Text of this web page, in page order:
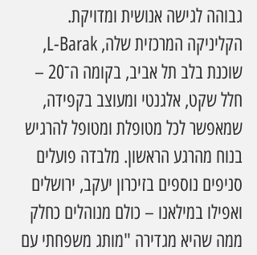
גבוהה לגישה אנושית ומדויקת.
הקליניקה המרכזית שלה, L-Barak,
שוכנת בלב תל אביב, בקומה ה־20 –
חלל שקט, אלגנטי ומעוצב בקפידה,
שמאפשר לכל מטופלת ומטופל להרגיש
בנוח מהרגע הראשון. מלבדה פועלים
סניפים נוספים בזיכרון יעקב, ירושלים
ואפילו במילאנו – כולם מנוהלים כחלק
ממה שהיא מגדירה "מותג משפחתי עם